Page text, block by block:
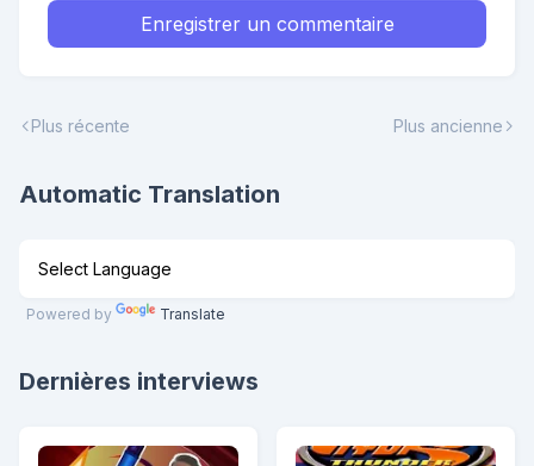
Enregistrer un commentaire
Plus récente Plus ancienne
Automatic Translation
Powered by Translate
Dernières interviews